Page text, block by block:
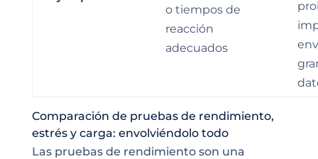
o tiempos de
reacción
adecuados
Comparación de pruebas de rendimiento,
estrés y carga: envolviéndolo todo
Las pruebas de rendimiento son una